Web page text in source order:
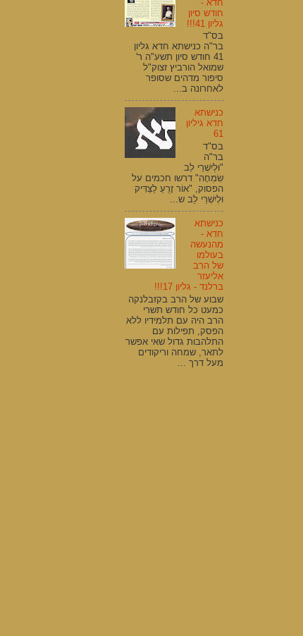
חדא -
חודש סיון
גליון 41!!!
בס"ד
בר"ה כנישתא חדא גליון
41 חודש סיון תשע"ה ר'
שמואל הורביץ זצוק"ל
סיפור מדהים שסופר
לאחרונה ב...
כנישתא
חדא גיליון
61
בס"ד
בר"ה
"וּלְיִשְׁרֵי לֵב
שִׂמְחָה" דרשו חכמים על
הפסוק, "אוֹר זָרֻעַ לַצַּדִּיק
וּלְיִשְׁרֵי לֵב ש...
כנישתא
חדא -
מהנעשה
בעולמו
של הרב
אליעזר
ברלנד - גליון 17!!!
שבוע של הרב בקזבלנקה
כמעט כל חודש תשרי
הרב היה עם תלמידיו ללא
הפסק, תפילות עם
התלהבות גדול שאי אפשר
לתאר, שמחה וריקודים
מעל דרך ...